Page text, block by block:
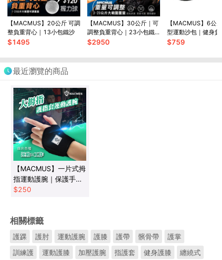
【MACMUS】20公斤 可調
整負重背心｜13小包鐵沙
$1495
【MACMUS】30公斤｜可
調整負重背心｜23小包鐵
砂
$2950
【MACMUS】6公
型運動沙包｜健身
｜可綁手腕腳踝復
$759
最近瀏覽的商品
【MACMUS】一片式拇
指運動護腕｜保護手腕
避免手腕大動作活動｜
$250
相關標籤
護踝 護肘 運動護腕 護膝 護帶 髕骨帶
護掌
訓練護
運動護膝 加壓護腕 指護套 健身護膝 纏繞式